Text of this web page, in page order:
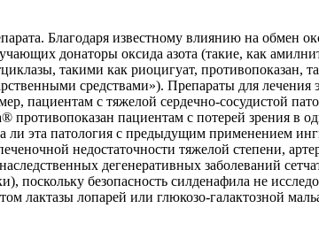
Благодаря известному влиянию на обмен
донаторы оксида азота (такие, как
такими как риоцигуат, противопоказан,
средствами»). Препараты для
пациентам с тяжелой сердечно-сосудистой
противопоказан пациентам с потерей зрения в
эта патология с предыдущим применением
недостаточности тяжелой степени,
дегенеративных заболеваний
поскольку безопасность силденафила не
лактазы лопарей или глюкозо-галактозной